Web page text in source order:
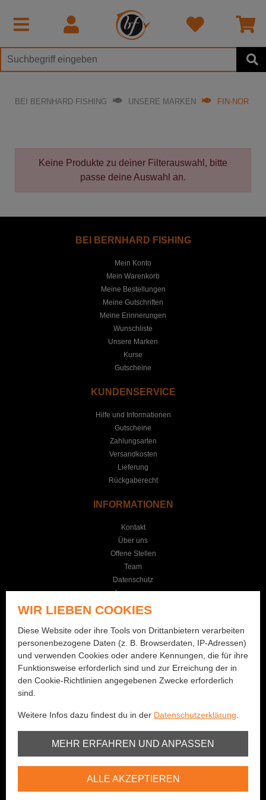
BEI BERNHARD FISHING UNSERE MARKEN FIN-NOR
Keine Produkte zu deiner Filterauswahl, bitte
passe deine Auswahl an.
BEI BERNHARD FISHING
Mein Konto
Mein Warenkorb
Meine Bestellungen
Meine Gutschriften
Meine Erinnerungen
Wunschliste
Unsere Marken
Kurse
Gutscheine
KUNDENSERVICE
Hilfe und Informationen
Gutscheine
Zahlungsarten
Versandkosten
Lieferung
Rückgaberecht
INFORMATIONEN
Kontakt
Über uns
Offene Stellen
Team
Datenschutz
Impressum
AGB
KONTAKT
Seilereistrasse 19
3114 Wichtrach
+41 (0)31 781 01 77
Montag geschlossen
Dienstag bis Freitag:
08:00 - 12:00 Uhr / 13:30 - 18:30 Uhr
Samstag:
08:00 - 16:00 Uhr
WIR LIEBEN COOKIES
Diese Website oder ihre Tools von Drittanbietern verarbeiten
personenbezogene Daten (z. B. Browserdaten, IP-Adressen)
und verwenden Cookies oder andere Kennungen, die für ihre
Funktionsweise erforderlich sind und zur Erreichung der in
den Cookie-Richtlinien angegebenen Zwecke erforderlich
sind.
Weitere Infos dazu findest du in der Datenschutzerklärung
Unbedingt erforderlich
MEHR ERFAHREN UND ANPASSEN
ALLE AKZEPTIEREN